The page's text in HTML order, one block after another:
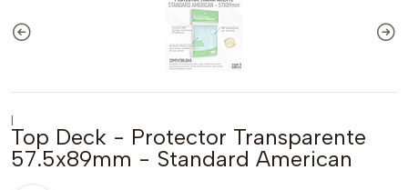
|
Top Deck - Protector Transparente
57.5x89mm - Standard American